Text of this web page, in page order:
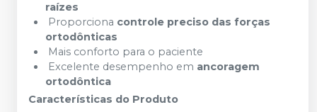
raízes
Proporciona controle preciso das forças
ortodônticas
Mais conforto para o paciente
Excelente desempenho em ancoragem
ortodôntica
Características do Produto